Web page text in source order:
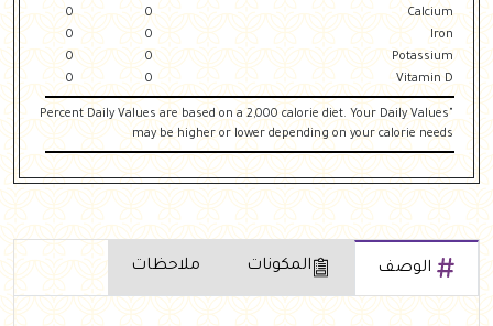
Calcium
0
0
Iron
0
0
Potassium
0
0
Vitamin D
0
0
"Percent Daily Values are based on a 2,000 calorie diet. Your Daily Values
may be higher or lower depending on your calorie needs
الوصف المكونات ملاحظات